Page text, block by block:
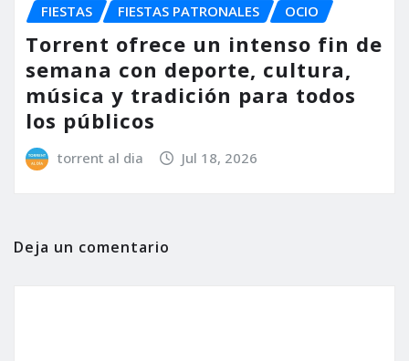
FIESTAS
FIESTAS PATRONALES OCIO
Torrent ofrece un intenso fin de
semana con deporte, cultura,
música y tradición para todos
los públicos
torrent al dia Jul 18, 2026
Deja un comentario